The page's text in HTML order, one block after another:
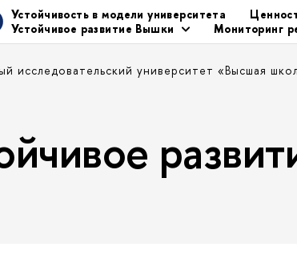
Устойчивость в модели университета
Устойчивое развитие Вышки
Мониторинг
исследовательский университет «Высшая